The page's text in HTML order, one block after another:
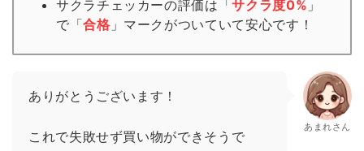
サクラチェッカーの評価は「サクラ度0% 」
で「合格 」 マーク がついていて安心です！
ありがとうございます！
これで失敗せず買い物ができそうで
あまれさん